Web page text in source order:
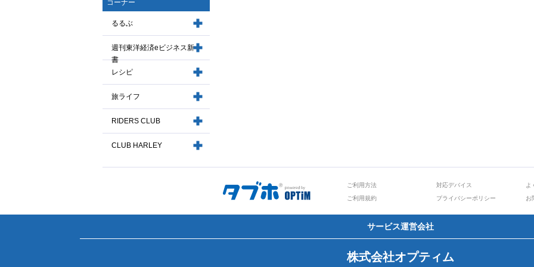
コーナー
るるぶ
週刊東洋経済eビジネス新
書
レシピ
旅ライフ
RIDERS CLUB
CLUB HARLEY
ご利用方法 対応デバイス
よ
ご利用規約
プライバシーポリシー お
サービス運営会社
株式会社オプティム